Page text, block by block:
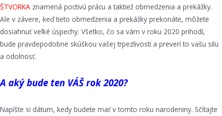
ŠTVORKA znamená poctivú prácu a taktiež obmedzenia a prekážky.
Ale v závere, keď tieto obmedzenia a prekážky prekonáte, môžete
dosiahnuť veľké úspechy. Všetko, čo sa vám v roku 2020 prihodí,
bude pravdepodobne skúškou vašej trpezlivosti a preverí to vašu silu
a odolnosť.
A aký bude ten VÁŠ rok 2020?
Napíšte si dátum, kedy budete mať v tomto roku narodeniny. Sčítajte